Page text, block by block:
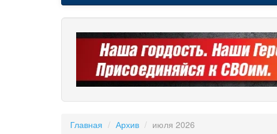
Главная Архив июля 2026